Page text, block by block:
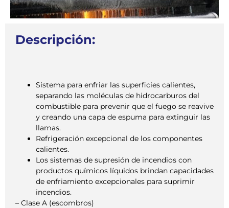
Descripción:
Sistema para enfriar las superficies calientes,
separando las moléculas de hidrocarburos del
combustible para prevenir que el fuego se reavive
y creando una capa de espuma para extinguir las
llamas.
Refrigeración excepcional de los componentes
calientes.
Los sistemas de supresión de incendios con
productos químicos líquidos brindan capacidades
de enfriamiento excepcionales para suprimir
incendios.
– Clase A (escombros)